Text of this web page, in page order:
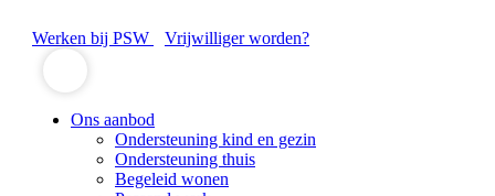
Werken bij PSW Vrijwilliger worden?
Ons aanbod
Ondersteuning kind en gezin
Ondersteuning thuis
Begeleid wonen